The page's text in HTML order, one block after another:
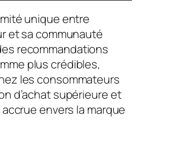
unique entre
et sa communauté
recommandations
plus crédibles,
les consommateurs
d’achat supérieure et
envers la marque